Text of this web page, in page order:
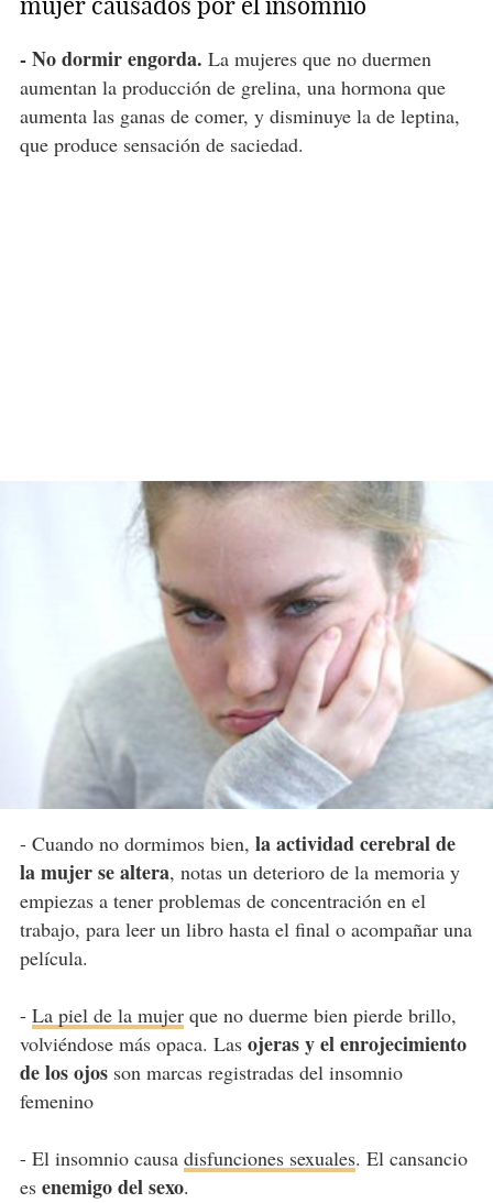
- No dormir engorda. La mujeres que no duermen
aumentan la producción de grelina, una hormona que
aumenta las ganas de comer, y disminuye la de leptina,
que produce sensación de saciedad.
- Cuando no dormimos bien, la actividad cerebral de
la mujer se altera, notas un deterioro de la memoria y
empiezas a tener problemas de concentración en el
trabajo, para leer un libro hasta el final o acompañar una
película.
- La piel de la mujerque no duerme bien pierde brillo,
volviéndose más opaca. Lasojeras y el enrojecimiento
de los ojosson marcas registradas del insomnio
femenino
- El insomnio causa disfunciones sexuales. El cansancio
esenemigo del sexo.